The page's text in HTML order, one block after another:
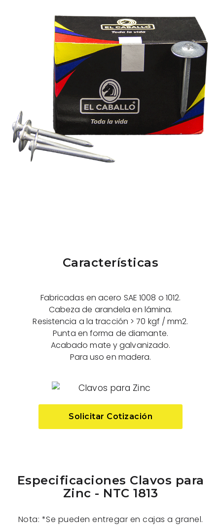
Características
Fabricadas en acero SAE 1008 o 1012.
Cabeza de arandela en lámina.
Resistencia a la tracción > 70 kgf / mm2.
Punta en forma de diamante.
Acabado mate y galvanizado.
Para uso en madera.
Solicitar Cotización
Especificaciones Clavos para
Zinc - NTC 1813
Nota: *Se pueden entregar en cajas a granel.